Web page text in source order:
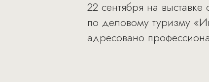
22 сентября на
по деловому туризму
адресовано